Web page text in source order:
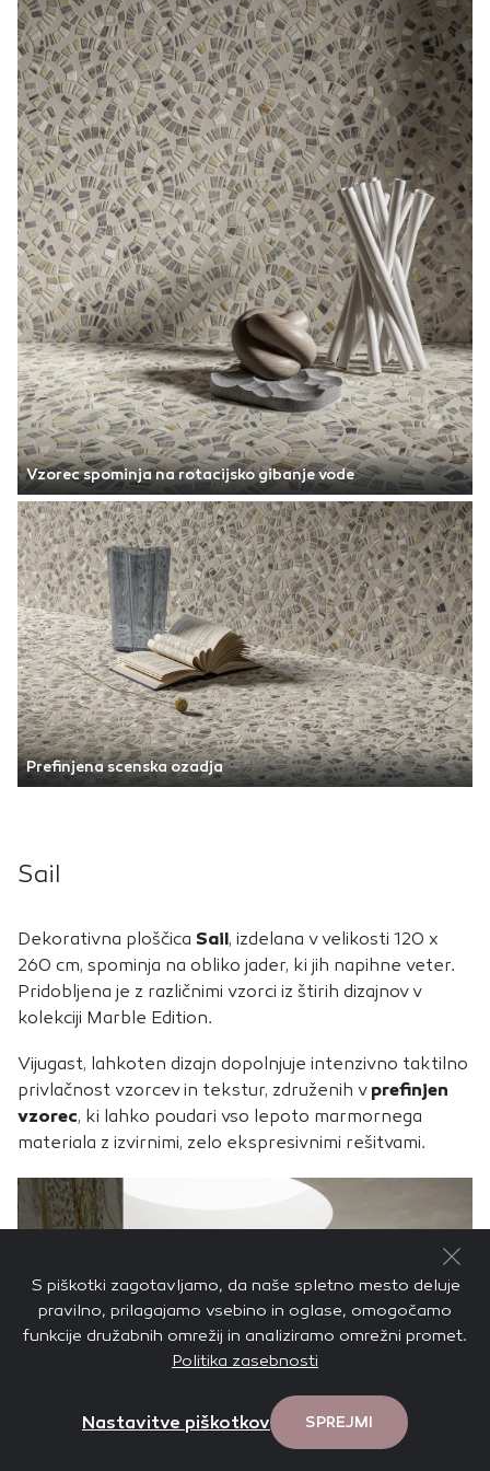
Vzorec spominja na rotacijsko gibanje vode
Prefinjena scenska ozadja
Sail
Dekorativna ploščica Sail, izdelana v velikosti 120 x
260 cm, spominja na obliko jader, ki jih napihne veter.
Pridobljena je z različnimi vzorci iz štirih dizajnov v
kolekciji Marble Edition.
Vijugast, lahkoten dizajn dopolnjuje intenzivno taktilno
privlačnost vzorcev in tekstur, združenih v prefinjen
vzorec, ki lahko poudari vso lepoto marmornega
materiala z izvirnimi, zelo ekspresivnimi rešitvami.
S piškotki zagotavljamo, da naše spletno mesto deluje
pravilno, prilagajamo vsebino in oglase, omogočamo
funkcije družabnih omrežij in analiziramo omrežni promet.
Politika zasebnosti
Nastavitve piškotkov SPREJMI